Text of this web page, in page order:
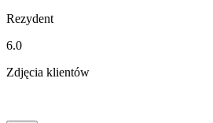
Rezydent
6.0
Zdjęcia klientów